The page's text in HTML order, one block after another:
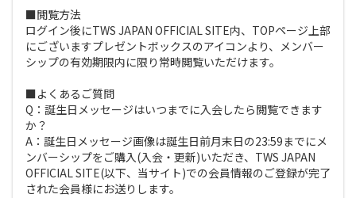
■閲覧方法
ログイン後にTWS JAPAN OFFICIAL SITE内、TOPページ上部
にございますプレゼントボックスのアイコンより、メンバー
シップの有効期限内に限り常時閲覧いただけます。
■よくあるご質問
Q：誕生日メッセージはいつまでに入会したら閲覧できます
か？
A：誕生日メッセージ画像は誕生日前月末日の23:59までにメ
ンバーシップをご購入(入会・更新)いただき、TWS JAPAN
OFFICIAL SITE(以下、当サイト)での会員情報のご登録が完了
された会員様にお送りします。